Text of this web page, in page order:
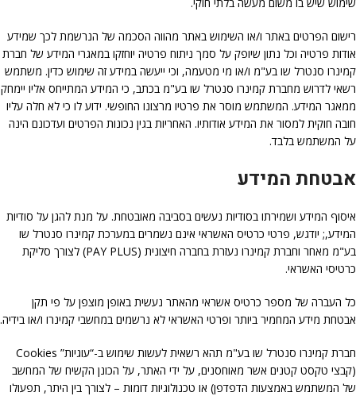
רישום הפרטים באתר ו/או השימוש באתר מהווה הסכמה של הנרשמת לכך שמידע
אודות פרטיה וכל נתון שיופק על סמך ניתוח פרטיה יוחזקו במאגרי המידע של חברת
קמינרו סנטרל שו בע"מ ו/או מי מטעמה, וכי ייעשה במידע זה שימוש כדין. משתמש
רשאי לדרוש מחברת קמינרו סנטרל שו בע"מ בכתב, כי המידע המתייחס אליו יימחק
ממאגר המידע. המשתמש מוסר את פרטיו מרצונו החופשי. ידוע לו כי לא חלה עליו
חובה חוקית למסור את המידע אודותיו. האחריות בגין נכונות הפרטים ועדכונם הינה
על המשתמש בלבד.
אבטחת המידע
איסוף המידע ושמירתו בסודיות נעשים בסביבה מאובטחת. על מנת להגן על סודיות
המידע,; יודגש, פרטי כרטיס האשראי אינם נשמרים במערכת קמינרו סנטרל שו
בע"מ מאחר וחברת קמינרו נעזרת בחברה חיצונית (PAY PLUS) לצורך סליקת
כרטיסי האשראי.
כל העברה של מספר כרטיס אשראי מהאתר נעשית באופן מוצפן על פי תקן
אבטחת מידע המחמיר ביותר ופרטי האשראי לא נרשמים במחשבי קמינרו ו/או בידיה.
חברת קמינרו סנטרל שו בע"מ תהא רשאית לעשות שימוש ב-“עוגיות” Cookies
(קבצי טקסט קטנים אשר מאוחסנים, על ידי האתר, על הכונן הקשיח של המחשב
של המשתמש באמצעות הדפדפן) או טכנולוגיות דומות – לצורך בין היתר, תפעולו